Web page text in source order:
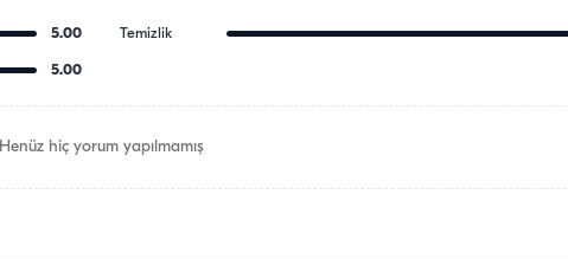
5.00 Temizlik
5.00
Henüz hiç yorum yapılmamış